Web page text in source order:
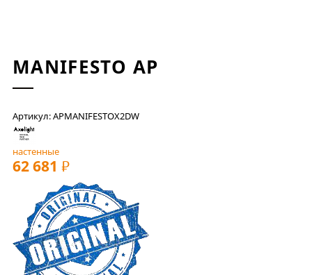
MANIFESTO AP
Артикул: APMANIFESTOX2DW
настенные
62 681 РУБ